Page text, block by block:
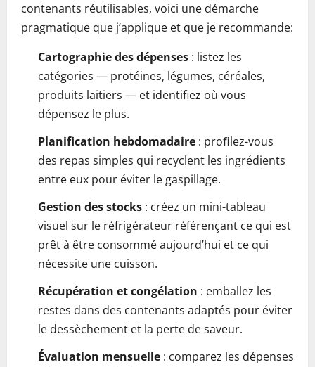
contenants réutilisables, voici une démarche
pragmatique que j’applique et que je recommande:
Cartographie des dépenses : listez les
catégories — protéines, légumes, céréales,
produits laitiers — et identifiez où vous
dépensez le plus.
Planification hebdomadaire : proﬁlez-vous
des repas simples qui recyclent les ingrédients
entre eux pour éviter le gaspillage.
Gestion des stocks : créez un mini-tableau
visuel sur le réfrigérateur référençant ce qui est
prêt à être consommé aujourd’hui et ce qui
nécessite une cuisson.
Récupération et congélation : emballez les
restes dans des contenants adaptés pour éviter
le dessèchement et la perte de saveur.
Évaluation mensuelle : comparez les dépenses